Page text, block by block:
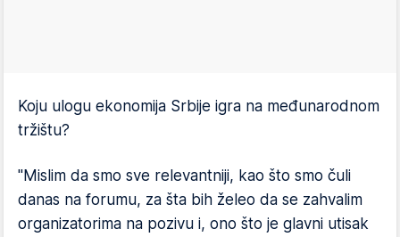
Koju ulogu ekonomija Srbije igra na međunarodnom
tržištu?
"Mislim da smo sve relevantniji, kao što smo čuli
danas na forumu, za šta bih želeo da se zahvalim
organizatorima na pozivu i, ono što je glavni utisak